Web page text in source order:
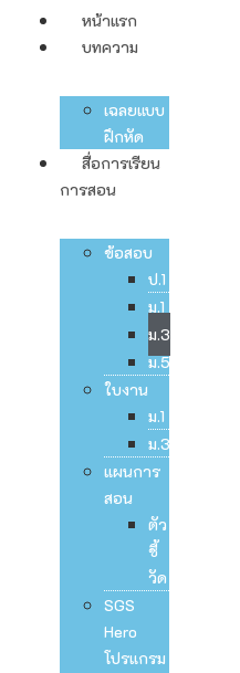
หน้าแรก
บทความ
เฉลยแบบ
ฝึกหัด
สื่อการเรียน
การสอน
ข้อสอบ
ป.1
ม.1
ม.3
ม.5
ใบงาน
ม.1
ม.3
แผนการ
สอน
ตัว
ชี้
วัด
SGS
Hero
โปรแกรม